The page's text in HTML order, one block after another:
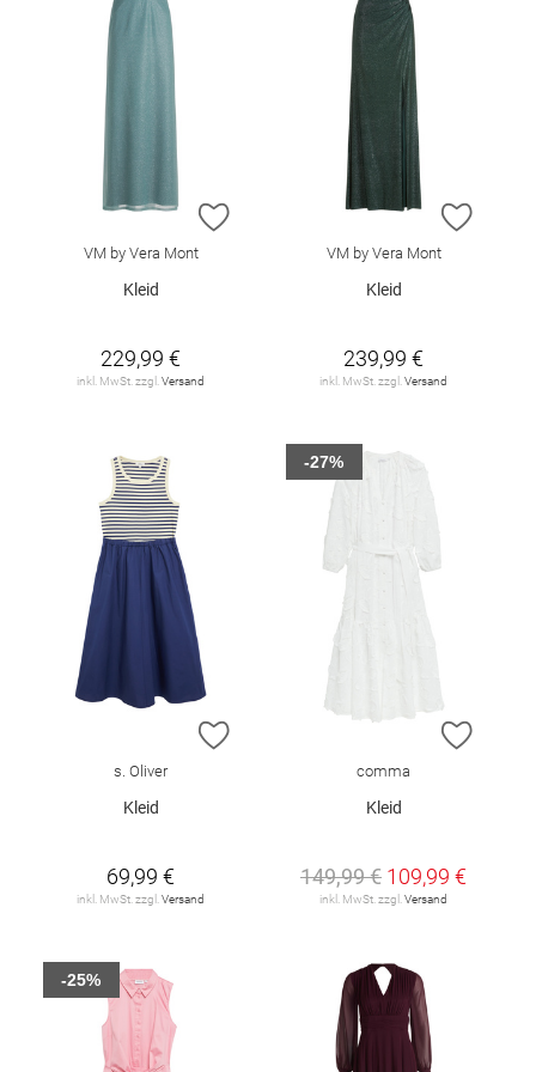
ZUR WUNSCHLISTE HINZUFÜGEN
VM by Vera Mont
Kleid
229,99 €
inkl. MwSt. zzgl. Versand
ZUR
VM by Vera Mont
Kleid
239,99 €
inkl. MwSt. zzgl. Versand
ZUR WUNSCHLISTE HINZUFÜGEN
s. Oliver
Kleid
69,99 €
inkl. MwSt. zzgl. Versand
ZUR
comma
Kleid
149,99 € 109,99 €
inkl. MwSt. zzgl. Versand
-27%
-25%